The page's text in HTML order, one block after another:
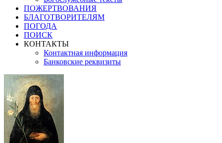
ПОЖЕРТВОВАНИЯ
БЛАГОТВОРИТЕЛЯМ
ПОГОДА
ПОИСК
КОНТАКТЫ
Контактная информация
Банковские реквизиты